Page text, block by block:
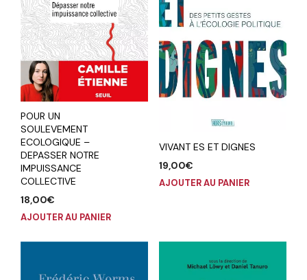
POUR UN
SOULEVEMENT
ECOLOGIQUE –
DEPASSER NOTRE
IMPUISSANCE
COLLECTIVE
18,00€
AJOUTER AU PANIER
VIVANT ES ET DIGNES
19,00€
AJOUTER AU PANIER